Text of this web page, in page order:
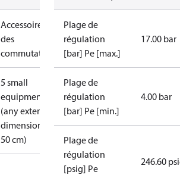
Accessoires
des
commutateurs
5 small
equipment
(any external
dimension <
50 cm)
Plage de
régulation
[bar] Pe [max.]
17.00 bar
Plage de
régulation
[bar] Pe [min.]
4.00 bar
Plage de
régulation
[psig] Pe
246.60